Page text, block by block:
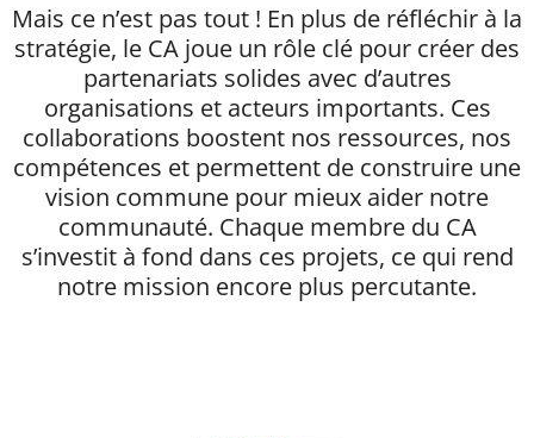
Mais ce n’est pas tout ! En plus de réfléchir à la
stratégie, le CA joue un rôle clé pour créer des
partenariats solides avec d’autres
organisations et acteurs importants. Ces
collaborations boostent nos ressources, nos
compétences et permettent de construire une
vision commune pour mieux aider notre
communauté. Chaque membre du CA
s’investit à fond dans ces projets, ce qui rend
notre mission encore plus percutante.